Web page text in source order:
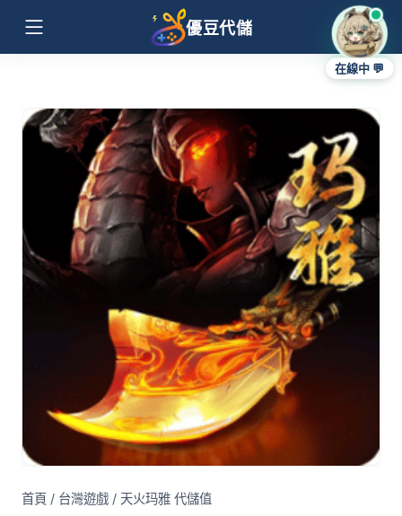
優豆代儲
首頁 / 台灣遊戲 / 天火玛雅 代儲值
在線中 💬